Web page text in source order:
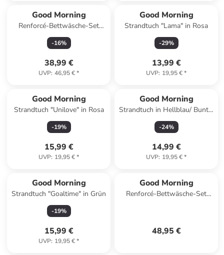
Good Morning
Renforcé-Bettwäsche-Set
"Captain" in Hellblau/ Schwarz
-16%
38,99 €
UVP: 46,95 €*
Good Morning
Strandtuch "Lama" in Rosa
-29%
13,99 €
UVP: 19,95 €*
Good Morning
Strandtuch "Unilove" in Rosa
-19%
15,99 €
UVP: 19,95 €*
Good Morning
Strandtuch in Hellblau/ Bunt -
(L)180 x (B)100 cm
-24%
14,99 €
UVP: 19,95 €*
Good Morning
Strandtuch "Goaltime" in Grün
-19%
15,99 €
UVP: 19,95 €*
Good Morning
Renforcé-Bettwäsche-Set
48,95 €